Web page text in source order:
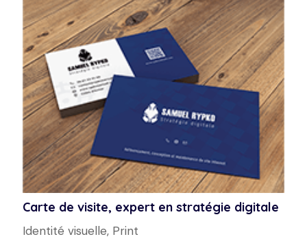
Carte de visite, expert en stratégie digitale
Identité visuelle, Print